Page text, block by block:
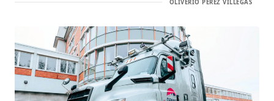
OLIVERIO PÉREZ VILLEGAS